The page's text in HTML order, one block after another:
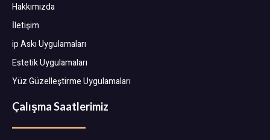
Hakkımızda
İletişim
ip Askı Uygulamaları
Estetik Uygulamaları
Yüz Güzelleştirme Uygulamaları
Çalışma Saatlerimiz